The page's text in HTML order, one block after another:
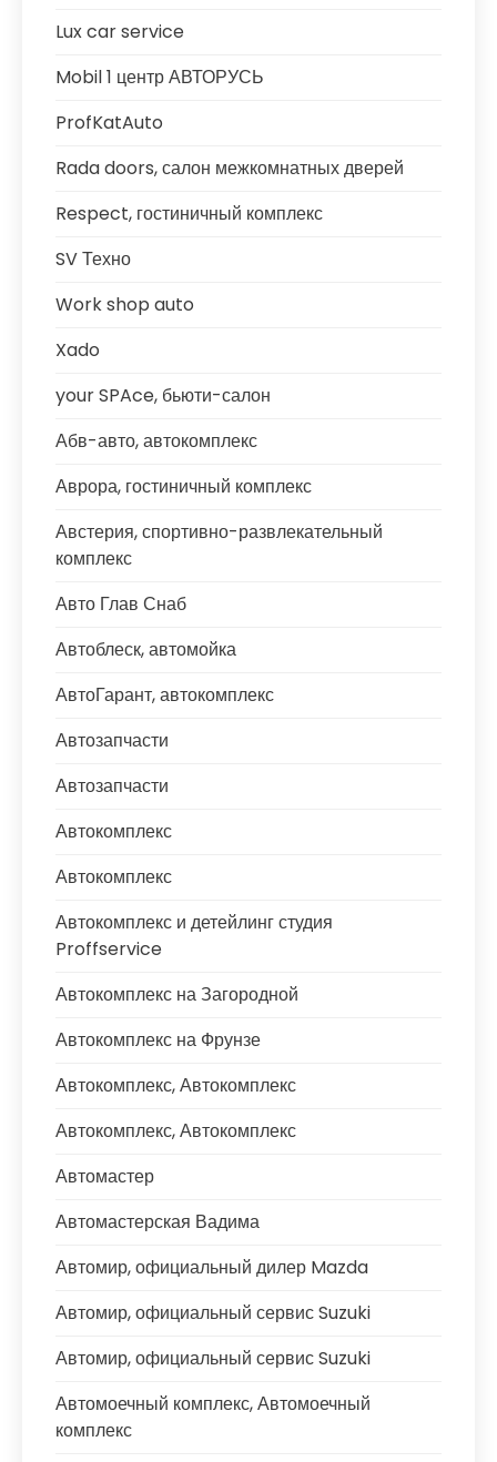
Lux car service
Mobil 1 центр АВТОРУСЬ
ProfKatAuto
Rada doors, салон межкомнатных дверей
Respect, гостиничный комплекс
SV Техно
Work shop auto
Xado
your SPAce, бьюти-салон
Абв-авто, автокомплекс
Аврора, гостиничный комплекс
Австерия, спортивно-развлекательный
комплекс
Авто Глав Снаб
Автоблеск, автомойка
АвтоГарант, автокомплекс
Автозапчасти
Автозапчасти
Автокомплекс
Автокомплекс
Автокомплекс и детейлинг студия
Proffservice
Автокомплекс на Загородной
Автокомплекс на Фрунзе
Автокомплекс, Автокомплекс
Автокомплекс, Автокомплекс
Автомастер
Автомастерская Вадима
Автомир, официальный дилер Mazda
Автомир, официальный сервис Suzuki
Автомир, официальный сервис Suzuki
Автомоечный комплекс, Автомоечный
комплекс